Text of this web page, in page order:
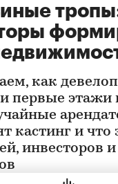
как
первые этажи
кастинг и что
инвесторов